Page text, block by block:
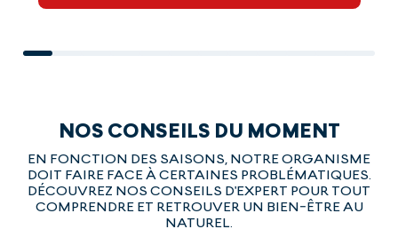
NOS CONSEILS DU MOMENT
EN FONCTION DES SAISONS, NOTRE ORGANISME
DOIT FAIRE FACE À CERTAINES PROBLÉMATIQUES.
DÉCOUVREZ NOS CONSEILS D'EXPERT POUR TOUT
COMPRENDRE ET RETROUVER UN BIEN-ÊTRE AU
NATUREL.